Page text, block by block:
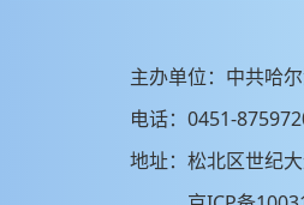
主办单位：中共哈
电话：0451-
地址：松北区世纪